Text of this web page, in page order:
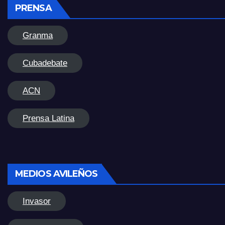
PRENSA
Granma
Cubadebate
ACN
Prensa Latina
MEDIOS AVILEÑOS
Invasor